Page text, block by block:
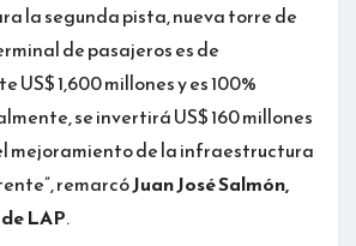
la segunda pista, nueva torre de
de pasajeros es de
1,600 millones y es 100%
se invertirá US$ 160 millones
mejoramiento de la infraestructura
remarcóJuan José Salmón,
LAP.